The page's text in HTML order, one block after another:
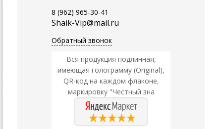
8 (962) 965-30-41
Shaik-Vip@mail.ru
Обратный звонок
Вся продукция подлинная,
имеющая голограмму (Original),
QR-код на каждом флаконе,
маркировку "Честный зна